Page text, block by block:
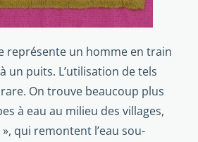
représente un homme en train
un puits. L’utilisation de tels
On trouve beaucoup plus
à eau au milieu des villages,
qui remontent l’eau sou­